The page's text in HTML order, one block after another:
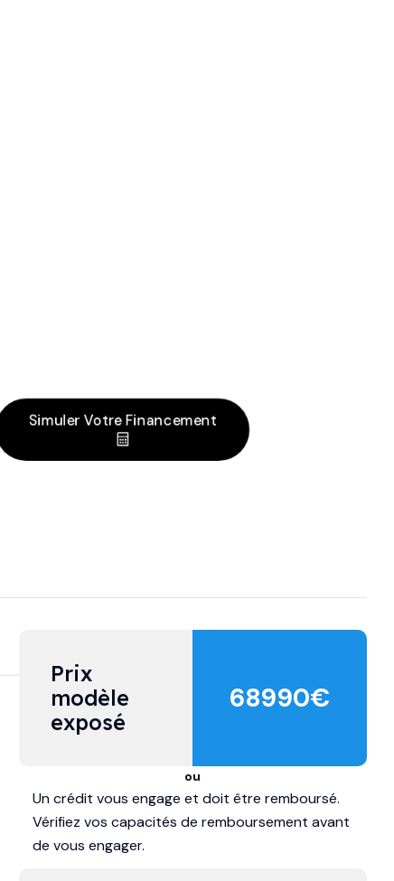
Simuler Votre Financement
Prix
modèle
exposé
68990€
ou
Un crédit vous engage et doit être remboursé.
Vérifiez vos capacités de remboursement avant
de vous engager.